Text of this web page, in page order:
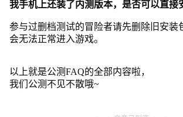
我手机上还装了内测版本，是否可以直接
参与过删档测试的冒险者请先删除旧安装
会无法正常进入游戏。
以上就是公测FAQ的全部内容啦，
我们公测不见不散哦~